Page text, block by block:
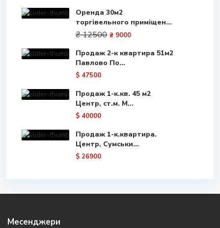
Оренда 30м2
торгівельного приміщен...
₴ 12500 ₴ 9000
Продаж 2-к квартира 51м2
Павлово По...
$ 47500
Продаж 1-к.кв. 45 м2
Центр, ст.м. М...
$ 40000
Продаж 1-к.квартира.
Центр, Сумськи...
$ 26900
Месенджери